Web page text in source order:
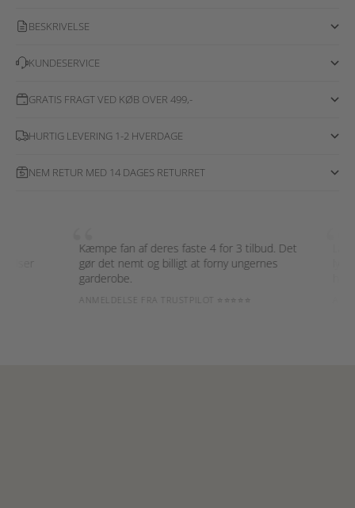
BESKRIVELSE
KUNDESERVICE
GRATIS FRAGT VED KØB OVER 499,-
HURTIG LEVERING 1-2 HVERDAGE
NEM RETUR MED 14 DAGES RETURRET
Kæmpe fan af deres faste 4 for 3 tilbud. Det
gør det nemt og billigt at forny ungernes
garderobe.
ANMELDELSE FRA TRUSTPILOT ⭐⭐⭐⭐⭐